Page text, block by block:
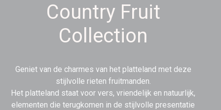
Country Fruit
Collection
Geniet van de charmes van het platteland met deze
stijlvolle rieten fruitmanden.
Het platteland staat voor vers, vriendelijk en natuurlijk,
elementen die terugkomen in de stijlvolle presentatie